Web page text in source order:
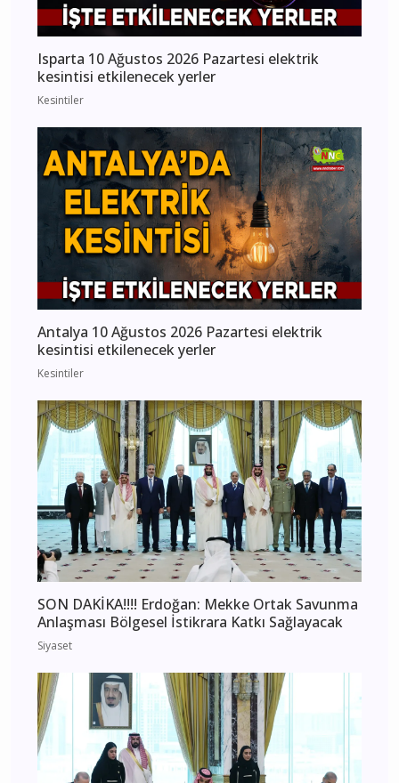
Isparta 10 Ağustos 2026 Pazartesi elektrik
kesintisi etkilenecek yerler
Kesintiler
Antalya 10 Ağustos 2026 Pazartesi elektrik
kesintisi etkilenecek yerler
Kesintiler
SON DAKİKA!!!! Erdoğan: Mekke Ortak Savunma
Anlaşması Bölgesel İstikrara Katkı Sağlayacak
Siyaset